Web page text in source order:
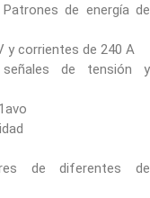
de energía de
y corrientes de 240 A
señales de tensión y
de diferentes de